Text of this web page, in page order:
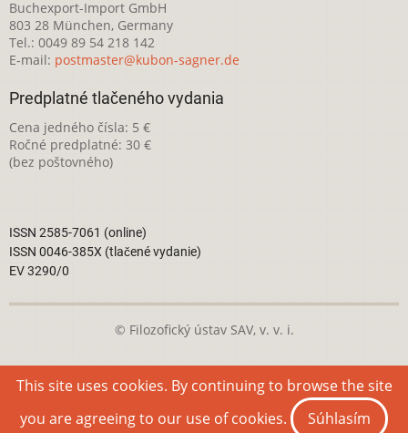
Buchexport-Import GmbH
803 28 München, Germany
Tel.: 0049 89 54 218 142
E-mail: postmaster@kubon-sagner.de
Predplatné tlačeného vydania
Cena jedného čísla: 5 €
Ročné predplatné: 30 €
(bez poštovného)
ISSN 2585-7061 (online)
ISSN 0046-385X (tlačené vydanie)
EV 3290/0
© Filozofický ústav SAV, v. v. i.
Táto webová stránka je licencovaná podCreative Commons
Attribution-NonCommercial 4.0 International License
This site uses cookies. By continuing to browse the site
you are agreeing to our use of cookies.
Súhlasím